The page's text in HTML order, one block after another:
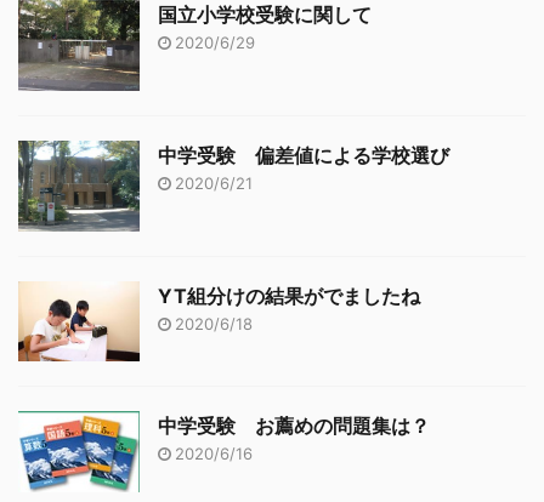
国立小学校受験に関して
2020/6/29
中学受験 偏差値による学校選び
2020/6/21
YT組分けの結果がでましたね
2020/6/18
中学受験 お薦めの問題集は？
2020/6/16